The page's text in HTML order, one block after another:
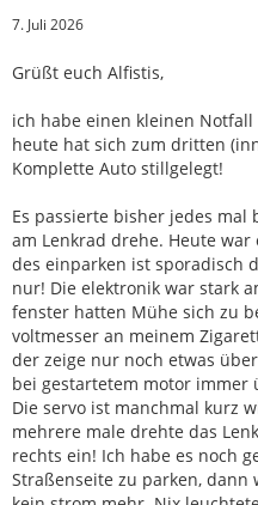
7. Juli 2026
Grüßt euch Alfistis,
ich habe einen kleinen
heute hat sich zum dritten
Komplette Auto stillgelegt!
Es passierte bisher jedes
am Lenkrad drehe. Heute
des einparken ist sporadisch
nur! Die elektronik war stark
fenster hatten Mühe sich zu
voltmesser an meinem
der zeige nur noch etwas
bei gestartetem motor immer
Die servo ist manchmal kurz
mehrere male drehte das
rechts ein! Ich habe es noch
Straßenseite zu parken, dann